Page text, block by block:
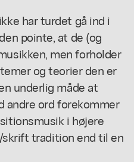
har turdet gå ind i
pointe, at de (og
men forholder
og teorier den er
underlig måde at
andre ord forekommer
i højere
tradition end til en